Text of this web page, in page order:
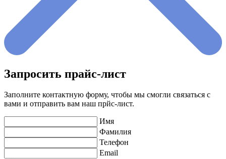
Запросить прайс-лист
Заполните контактную форму, чтобы мы смогли связаться с
вами и отправить вам наш прйс-лист.
Имя
Фамилия
Телефон
Email